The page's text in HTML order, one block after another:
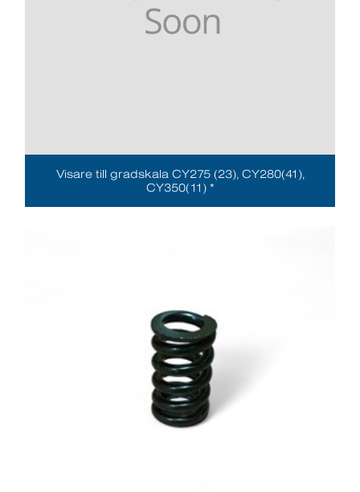
Visare till gradskala CY275 (23), CY280(41),
CY350(11) *